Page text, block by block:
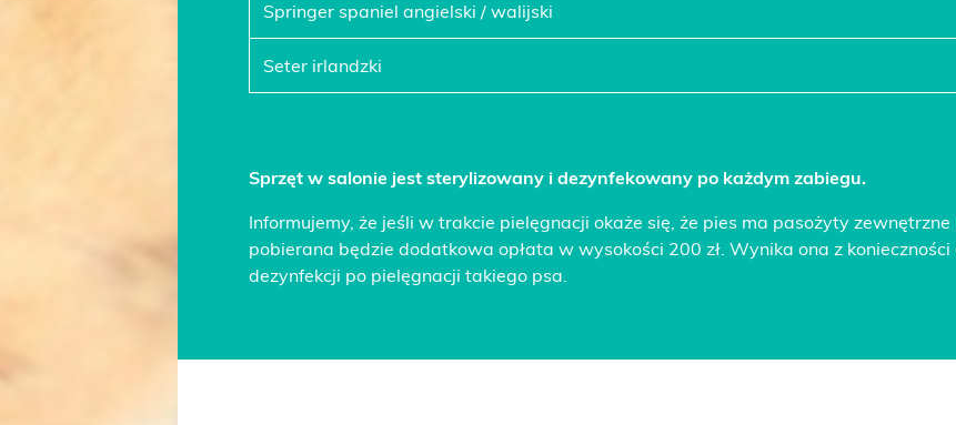
Springer spaniel angielski / walijski
Seter irlandzki
Sprzęt w salonie jest sterylizowany i dezynfekowany po każdym zabiegu.
Informujemy, że jeśli w trakcie pielęgnacji okaże się, że pies ma pasożyty zewnętrzne
pobierana będzie dodatkowa opłata w wysokości 200 zł. Wynika ona z
dezynfekcji po pielęgnacji takiego psa.